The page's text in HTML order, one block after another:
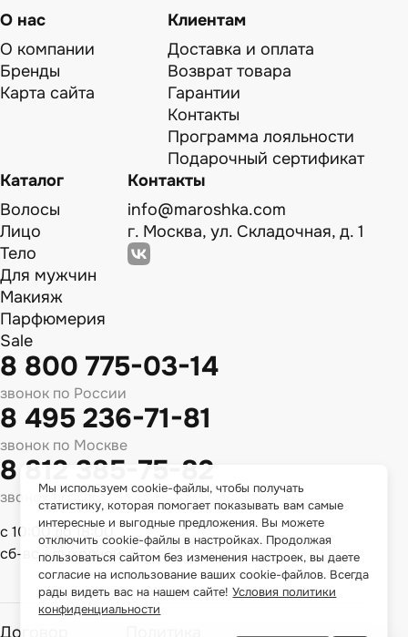
О нас
О компании
Бренды
Карта сайта
Клиентам
Доставка и оплата
Возврат товара
Гарантии
Контакты
Программа лояльности
Подарочный сертификат
Каталог
Волосы
Лицо
Тело
Для мужчин
Макияж
Парфюмерия
Sale
Контакты
info@maroshka.com
г. Москва, ул. Складочная, д. 1
8 800 775-03-14
звонок по России
8 495 236-71-81
звонок по Москве
8 812 385-75-82
звонок по Спб
с 10:00 до 18:00
сб-вс - выходной
Договор
Мы используем cookie-файлы, чтобы получать
статистику, которая помогает показывать вам самые
интересные и выгодные предложения. Вы можете
отключить cookie-файлы в настройках. Продолжая
пользоваться сайтом без изменения настроек, вы даете
согласие на использование ваших cookie-файлов. Всегда
рады видеть вас на нашем сайте!Условия политики
конфиденциальности